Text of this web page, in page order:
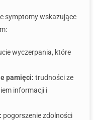
symptomy wskazujące
wyczerpania, które
pamięci: trudności ze
informacji i
pogorszenie zdolności